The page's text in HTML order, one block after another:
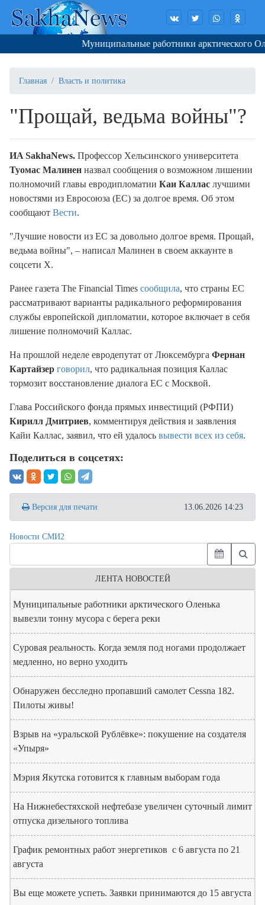
Муниципальные работники арктического
Главная Власть и политика
"Прощай, ведьма войны"?
ИA SakhaNews. Профессор Хельсинского университета
Туомас Малинен назвал сообщения о возможном лишении
полномочий главы евродипломатии Каи Каллас лучшими
новостями из Евросоюза (ЕС) за долгое время. Об этом
сообщают Вести.
"Лучшие новости из ЕС за довольно долгое время. Прощай,
ведьма войны", – написал Малинен в своем аккаунте в
соцсети X.
Ранее газета The Financial Times сообщила, что страны ЕС
рассматривают варианты радикального реформирования
службы европейской дипломатии, которое включает в себя
лишение полномочий Каллас.
На прошлой неделе евродепутат от Люксембурга Фернан
Картайзер говорил, что радикальная позиция Каллас
тормозит восстановление диалога ЕС с Москвой.
Глава Российского фонда прямых инвестиций (РФПИ)
Кирилл Дмитриев, комментируя действия и заявления
Кайи Каллас, заявил, что ей удалось вывести всех из себя.
Поделиться в соцсетях:
Версия для печати 13.06.2026 14:23
Новости СМИ2
ЛЕНТА НОВОСТЕЙ
Муниципальные работники арктического Оленька
вывезли тонну мусора с берега реки
Суровая реальность. Когда земля под ногами продолжает
медленно, но верно уходить
Обнаружен бесследно пропавший самолет Cessna 182.
Пилоты живы!
Взрыв на «уральской Рублёвке»: покушение на создателя
«Упыря»
Мэрия Якутска готовится к главным выборам года
На Нижнебестяхской нефтебазе увеличен суточный лимит
отпуска дизельного топлива
График ремонтных работ энергетиков с 6 августа по 21
августа
Вы еще можете успеть. Заявки принимаются до 15 августа